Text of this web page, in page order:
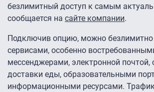
безлимитный доступ к самым
сообщается на сайте компании.
Подключив опцию, можно безлимитно
сервисами, особенно
мессенджерами, электронной почтой,
доставки еды, образовательными
информационными ресурсами.